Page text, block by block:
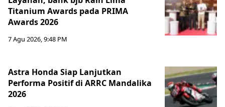
Titanium Awards pada PRIMA
Awards 2026
7 Agu 2026, 9:48 PM
Astra Honda Siap Lanjutkan
Performa Positif di ARRC Mandalika
2026